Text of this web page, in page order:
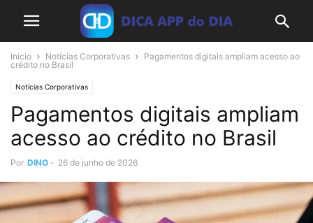
Início Notícias Corporativas
Pagamentos digitais ampliam acesso ao
crédito no Brasil
Notícias Corporativas
Pagamentos digitais ampliam
acesso ao crédito no Brasil
Por DINO - 26 de junho de 2026